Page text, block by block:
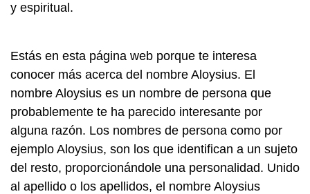
y espiritual.
Estás en esta página web porque te interesa
conocer más acerca del nombre Aloysius. El
nombre Aloysius es un nombre de persona que
probablemente te ha parecido interesante por
alguna razón. Los nombres de persona como por
ejemplo Aloysius, son los que identifican a un sujeto
del resto, proporcionándole una personalidad. Unido
al apellido o los apellidos, el nombre Aloysius